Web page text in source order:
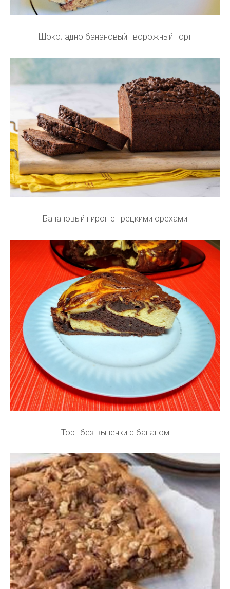
Шоколадно банановый творожный торт
Банановый пирог с грецкими орехами
Торт без выпечки с бананом